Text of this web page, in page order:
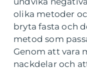
olika metoder
bryta fasta och
metod som
Genom att vara
nackdelar och